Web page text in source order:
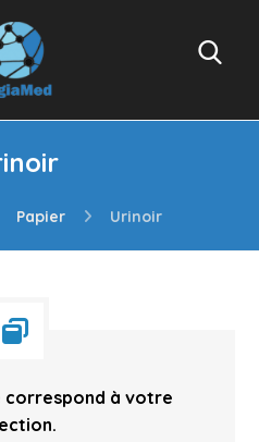
Papier Urinoir
correspond à votre